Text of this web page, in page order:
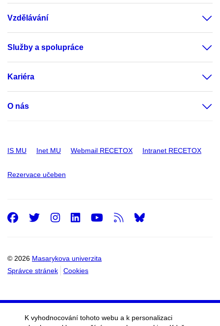
Vzdělávání
Služby a spolupráce
Kariéra
O nás
IS MU Inet MU Webmail RECETOX Intranet RECETOX
Rezervace učeben
© 2026 Masarykova univerzita
Správce stránek
Cookies
Facebook
Twitter
Instagram
LinkedIn
Youtube
RSS
K vyhodnocování tohoto webu a k personalizaci